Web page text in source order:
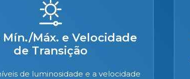
Máx. e Velocidade
de Transição
de luminosidade e a velocidade